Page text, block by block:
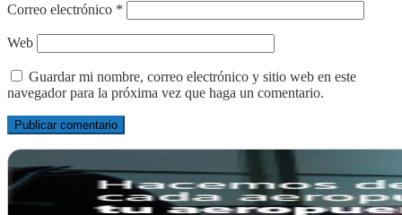
Correo electrónico *
Web
Guardar mi nombre, correo electrónico y sitio web en este
navegador para la próxima vez que haga un comentario.